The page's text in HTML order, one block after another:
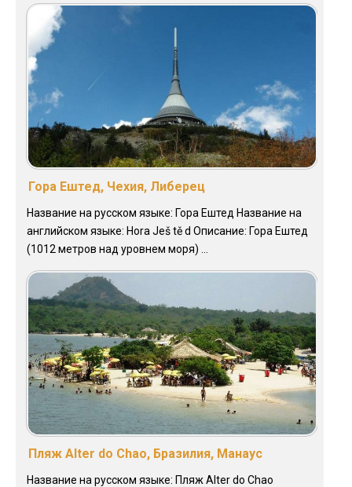
Гора Ештед, Чехия, Либерец
Название на русском языке: Гора Ештед Название на
английском языке: Hora Ješ tě d Описание: Гора Ештед
(1012 метров над уровнем моря) ...
Пляж Alter do Chao, Бразилия, Манаус
Название на русском языке: Пляж Alter do Chao